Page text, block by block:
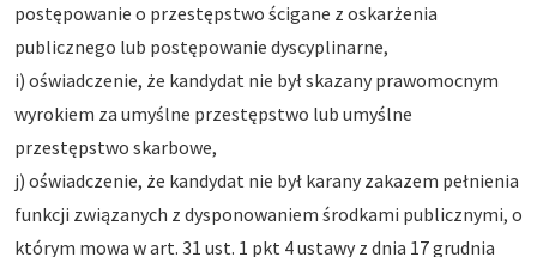
postępowanie o przestępstwo ścigane z oskarżenia
publicznego lub postępowanie dyscyplinarne,
i) oświadczenie, że kandydat nie był skazany prawomocnym
wyrokiem za umyślne przestępstwo lub umyślne
przestępstwo skarbowe,
j) oświadczenie, że kandydat nie był karany zakazem pełnienia
funkcji związanych z dysponowaniem środkami publicznymi, o
którym mowa w art. 31 ust. 1 pkt 4 ustawy z dnia 17 grudnia